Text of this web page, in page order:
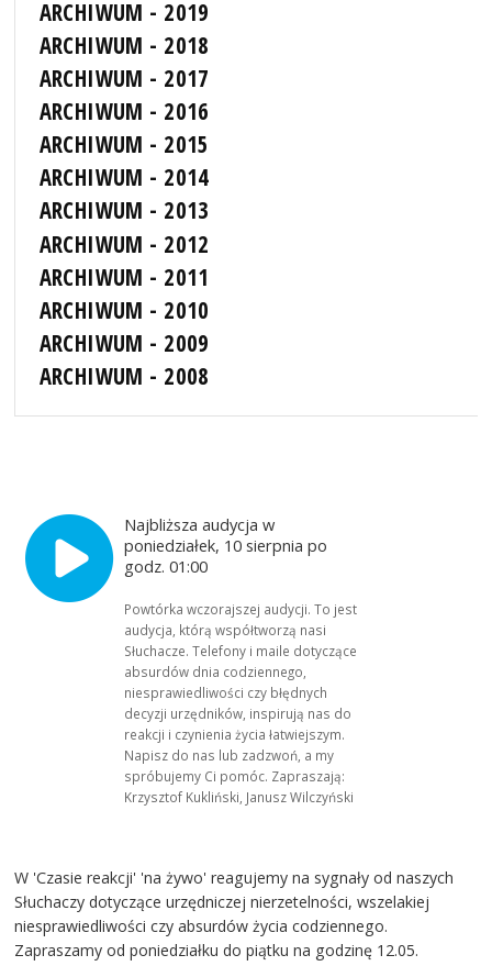
ARCHIWUM - 2019
ARCHIWUM - 2018
ARCHIWUM - 2017
ARCHIWUM - 2016
ARCHIWUM - 2015
ARCHIWUM - 2014
ARCHIWUM - 2013
ARCHIWUM - 2012
ARCHIWUM - 2011
ARCHIWUM - 2010
ARCHIWUM - 2009
ARCHIWUM - 2008
Najbliższa audycja w
poniedziałek, 10 sierpnia po
godz. 01:00
Powtórka wczorajszej audycji. To jest
audycja, którą współtworzą nasi
Słuchacze. Telefony i maile dotyczące
absurdów dnia codziennego,
niesprawiedliwości czy błędnych
decyzji urzędników, inspirują nas do
reakcji i czynienia życia łatwiejszym.
Napisz do nas lub zadzwoń, a my
spróbujemy Ci pomóc. Zapraszają:
Krzysztof Kukliński, Janusz Wilczyński
W 'Czasie reakcji' 'na żywo' reagujemy na sygnały od naszych
Słuchaczy dotyczące urzędniczej nierzetelności, wszelakiej
niesprawiedliwości czy absurdów życia codziennego.
Zapraszamy od poniedziałku do piątku na godzinę 12.05.